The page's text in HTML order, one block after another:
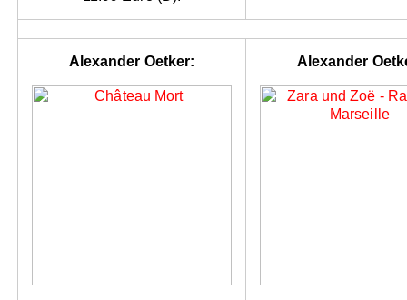
Alexander Oetker: Alexander